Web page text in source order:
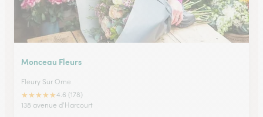
Monceau Fleurs
Fleury Sur Orne
★★★★★4.6 (178)
138 avenue d'Harcourt